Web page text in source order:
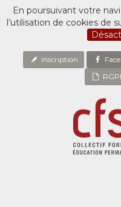
En poursuivant votre
l’utilisation de cookies de
Inscription